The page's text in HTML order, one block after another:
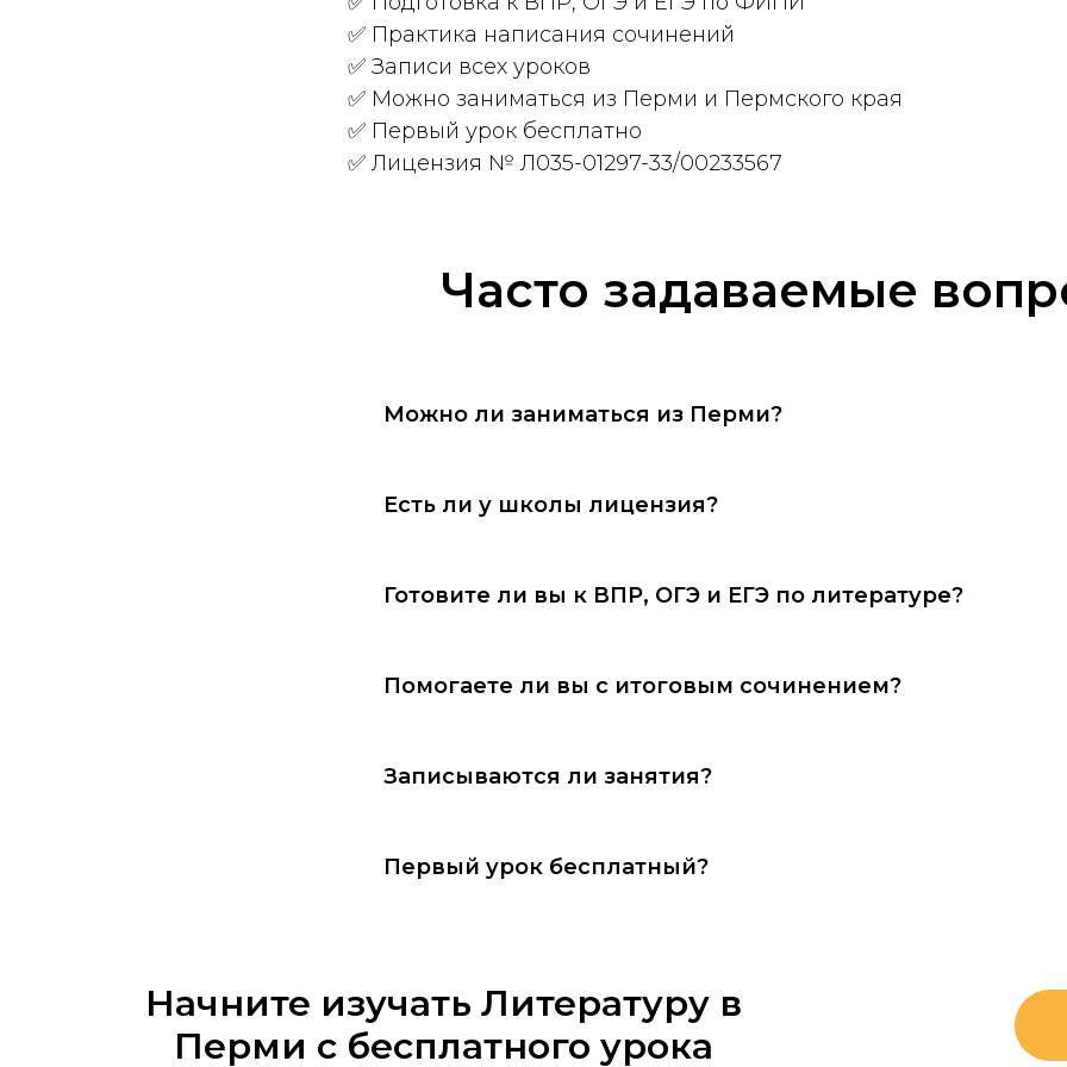
✅ Практика написания сочинений
✅ Записи всех уроков
✅ Можно заниматься из Перми и Пермского края
✅ Первый урок бесплатно
✅ Лицензия № Л035-01297-33/00233567
Часто задаваемые
Можно ли заниматься из Перми?
Есть ли у школы лицензия?
Готовите ли вы к ВПР, ОГЭ и ЕГЭ по литературе?
Помогаете ли вы с итоговым сочинением?
Записываются ли занятия?
Первый урок бесплатный?
Начните изучать Литературу в
Перми с бесплатного урока